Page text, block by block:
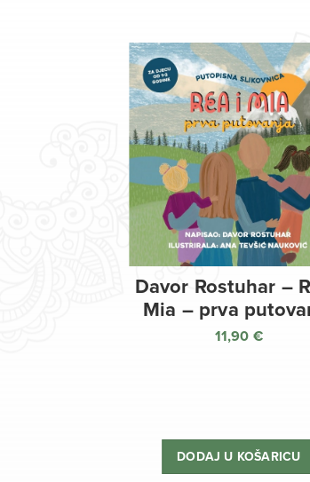
Davor Rostuhar –
Mia – prva
11,90 €
DODAJ U KOŠARICU